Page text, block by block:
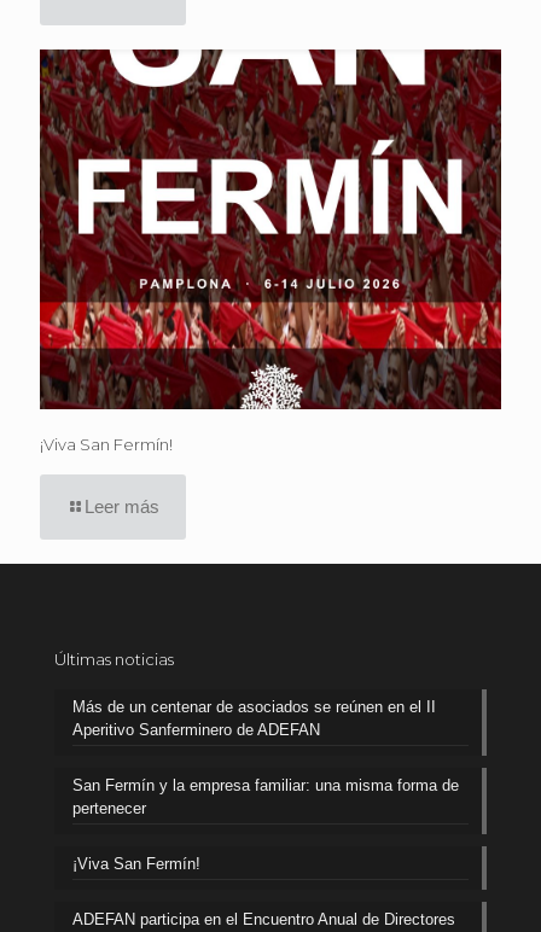
¡Viva San Fermín!
Leer más
Últimas noticias
Más de un centenar de asociados se reúnen en el II
Aperitivo Sanferminero de ADEFAN
San Fermín y la empresa familiar: una misma forma de
pertenecer
¡Viva San Fermín!
ADEFAN participa en el Encuentro Anual de Directores